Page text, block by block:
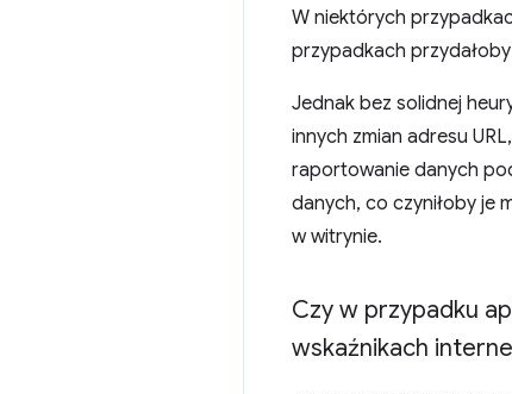
W niektórych
przypadkach
Jednak bez solidnej
innych zmian adresu
raportowanie danych
danych, co czyniłoby je
w witrynie.
Czy w przypadku
wskaźnikach